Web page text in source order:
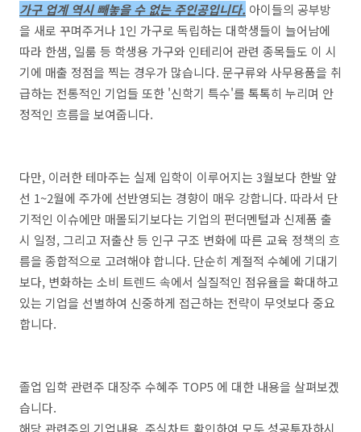
가구 업계 역시 빼놓을 수 없는 주인공입니다. 아이들의 공부방
을 새로 꾸며주거나 1인 가구로 독립하는 대학생들이 늘어남에
따라 한샘, 일룸 등 학생용 가구와 인테리어 관련 종목들도 이 시
기에 매출 정점을 찍는 경우가 많습니다. 문구류와 사무용품을 취
급하는 전통적인 기업들 또한 '신학기 특수'를 톡톡히 누리며 안
정적인 흐름을 보여줍니다.
다만, 이러한 테마주는 실제 입학이 이루어지는 3월보다 한발 앞
선 1~2월에 주가에 선반영되는 경향이 매우 강합니다. 따라서 단
기적인 이슈에만 매몰되기보다는 기업의 펀더멘털과 신제품 출
시 일정, 그리고 저출산 등 인구 구조 변화에 따른 교육 정책의 흐
름을 종합적으로 고려해야 합니다. 단순히 계절적 수혜에 기대기
보다, 변화하는 소비 트렌드 속에서 실질적인 점유율을 확대하고
있는 기업을 선별하여 신중하게 접근하는 전략이 무엇보다 중요
합니다.
졸업 입학 관련주 대장주 수혜주 TOP5 에 대한 내용을 살펴보겠
습니다.
해당 관련주의 기업내용, 주식차트 확인하여 모두 성공투자하시